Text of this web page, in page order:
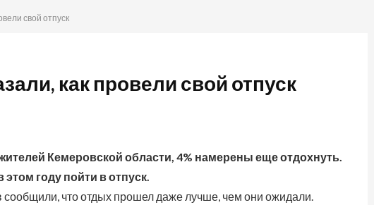
свой отпуск
как провели свой отпуск
Кемеровской области, 4% намерены еще отдохнуть.
году пойти в отпуск.
что отдых прошел даже лучше, чем они ожидали.